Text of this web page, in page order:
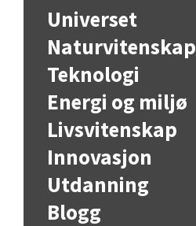
Universet
Naturvitenskap
Teknologi
Energi og miljø
Livsvitenskap
Innovasjon
Utdanning
Blogg